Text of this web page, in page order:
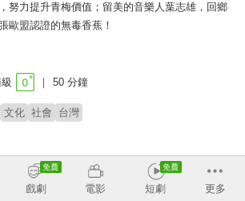
努力提升青梅價值；留美的音樂人葉志雄，回鄉
歐盟認證的無毒香蕉！
50 分鐘
文化 社會 台灣
戲劇 電影 短劇 更多